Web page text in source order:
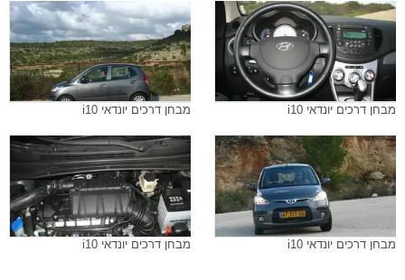
מבחן דרכים יונדאי i10 מבחן דרכים יונדאי i10
מבחן דרכים יונדאי i10 מבחן דרכים יונדאי i10